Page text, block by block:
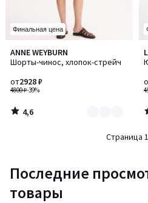
Финальная цена
ANNE WEYBURN
Шорты-чинос, хлопок-стрейч
4800 ₽-39%
от2928 ₽
4,6
/ 5
Количество
цветов:
4,6
/
/
Страница
Последние
товары